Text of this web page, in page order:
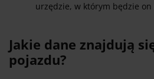
urzędzie, w którym będzie
Jakie dane znajdują
pojazdu?